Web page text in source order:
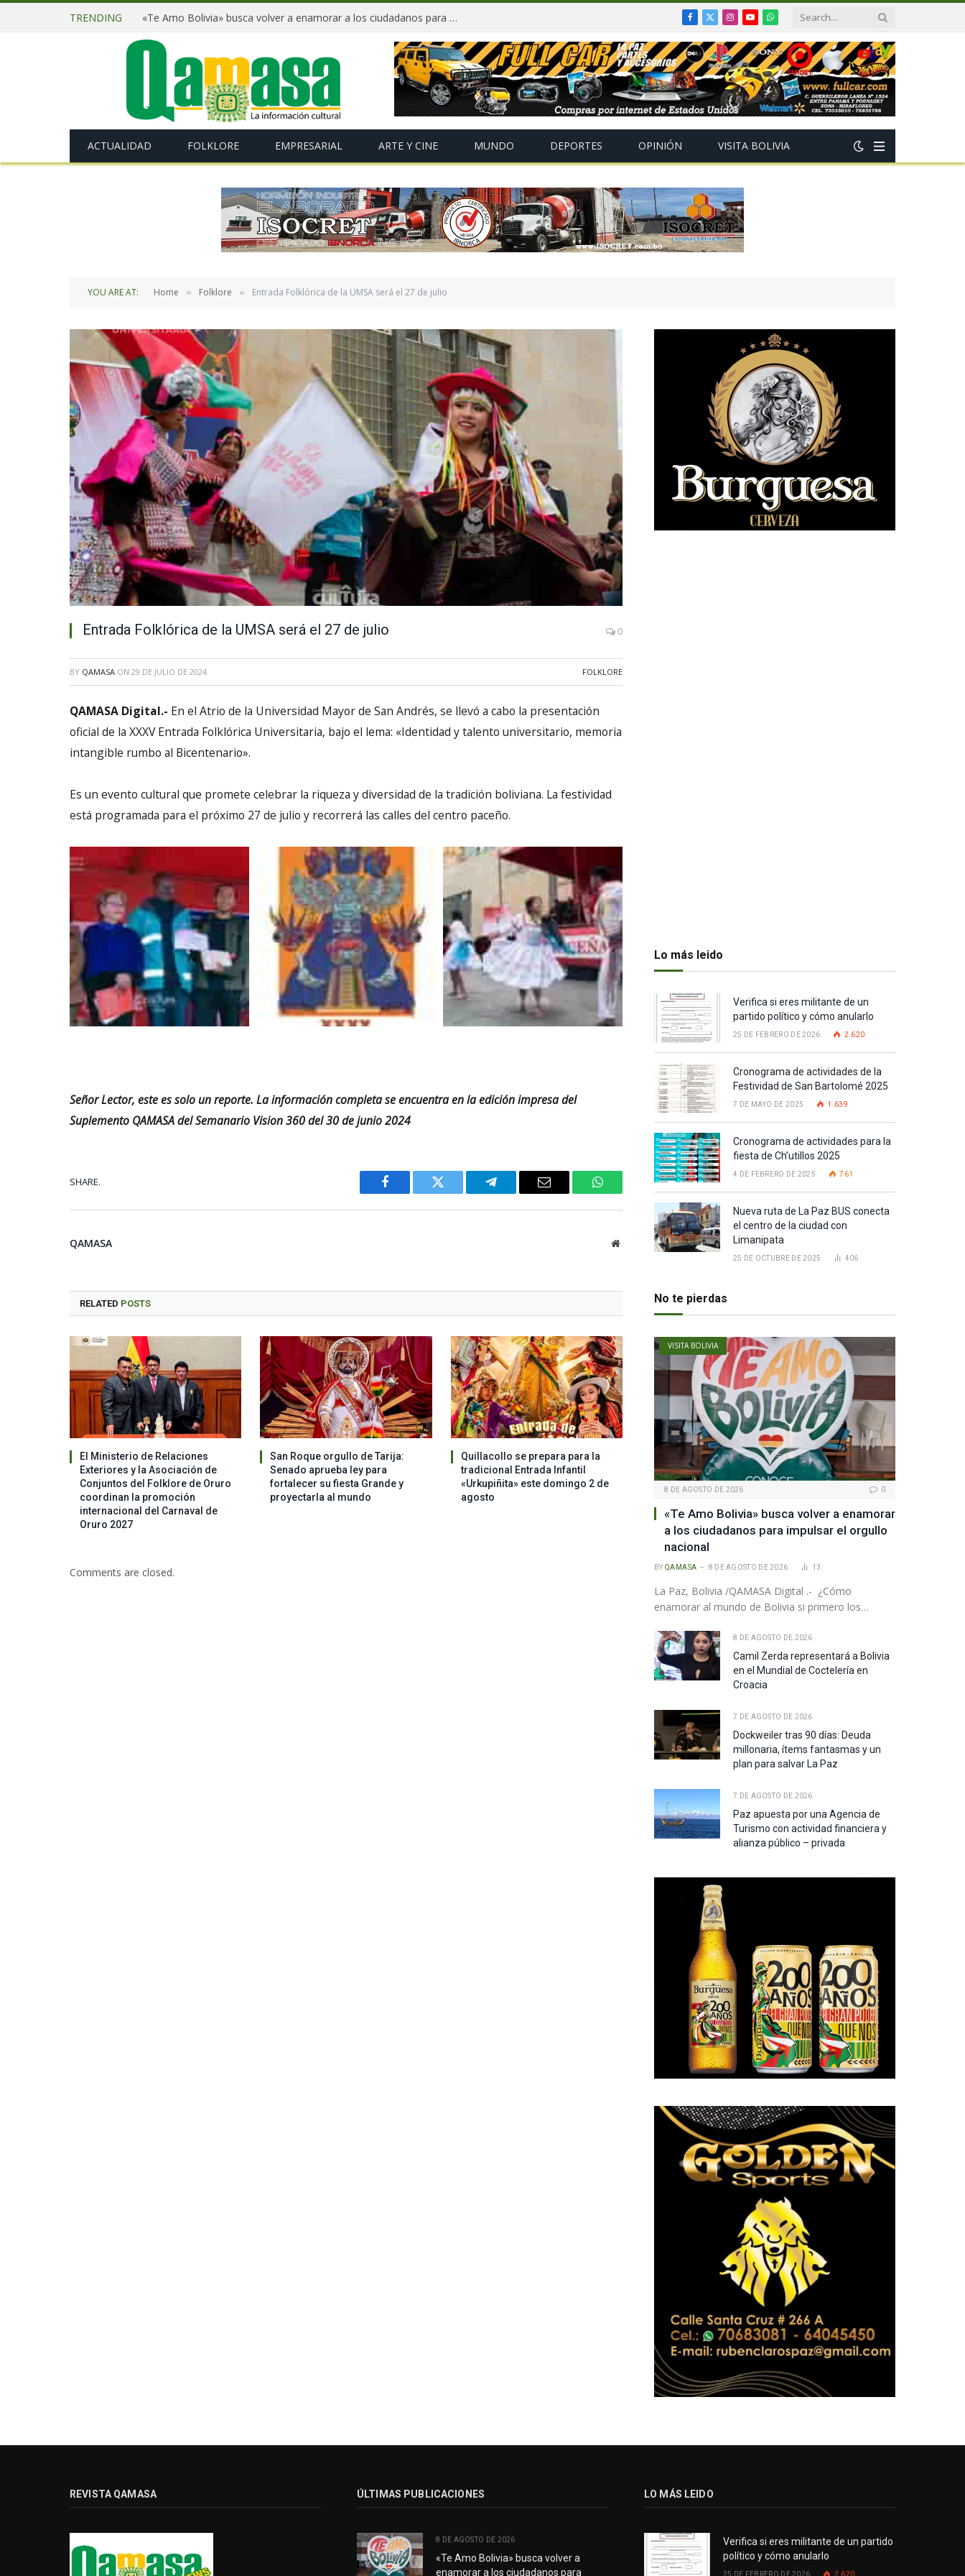
TRENDING «Te Amo Bolivia» busca volver a enamorar a los ciudadanos para impulsar el orgullo nacional Facebook
X
(Twitter)
Instagram
YouTubeWhatsApp
ACTUALIDAD FOLKLORE EMPRESARIAL ARTE Y CINE MUNDO DEPORTES OPINIÓN VISITA BOLIVIA
YOU ARE AT: Home » Folklore » Entrada Folklórica de la UMSA será el 27 de julio
Entrada Folklórica de la UMSA será el 27 de julio 0
BY QAMASA ON 29 DE JULIO DE 2024 FOLKLORE
QAMASA Digital.- En el Atrio de la Universidad Mayor de San Andrés, se llevó a cabo la presentación
oficial de la XXXV Entrada Folklórica Universitaria, bajo el lema: «Identidad y talento universitario, memoria
intangible rumbo al Bicentenario».
Es un evento cultural que promete celebrar la riqueza y diversidad de la tradición boliviana. La festividad
está programada para el próximo 27 de julio y recorrerá las calles del centro paceño.
Señor Lector, este es solo un reporte. La información completa se encuentra en la edición impresa del
Suplemento QAMASA del Semanario Vision 360 del 30 de junio 2024
SHARE.
Facebook Twitter Telegram Email WhatsApp
QAMASA Website
RELATED POSTS
El Ministerio de Relaciones
Exteriores y la Asociación de
Conjuntos del Folklore de Oruro
coordinan la promoción
internacional del Carnaval de
Oruro 2027
San Roque orgullo de Tarija:
Senado aprueba ley para
fortalecer su fiesta Grande y
proyectarla al mundo
Quillacollo se prepara para la
tradicional Entrada Infantil
«Urkupiñita» este domingo 2 de
agosto
Comments are closed.
Lo más leido
Verifica si eres militante de un
partido político y cómo anularlo
25 DE FEBRERO DE 2026 2.620
Cronograma de actividades de la
Festividad de San Bartolomé 2025
7 DE MAYO DE 2025 1.639
Cronograma de actividades para la
fiesta de Ch’utillos 2025
4 DE FEBRERO DE 2025 761
Nueva ruta de La Paz BUS conecta
el centro de la ciudad con
Limanipata
25 DE OCTUBRE DE 2025 406
No te pierdas
VISITA BOLIVIA
8 DE AGOSTO DE 2026 0
«Te Amo Bolivia» busca volver a enamorar
a los ciudadanos para impulsar el orgullo
nacional
BY QAMASA 8 DE AGOSTO DE 2026 13
La Paz, Bolivia /QAMASA Digital .- ¿Cómo
enamorar al mundo de Bolivia si primero los…
8 DE AGOSTO DE 2026
Camil Zerda representará a Bolivia
en el Mundial de Coctelería en
Croacia
7 DE AGOSTO DE 2026
Dockweiler tras 90 días: Deuda
millonaria, ítems fantasmas y un
plan para salvar La Paz
7 DE AGOSTO DE 2026
Paz apuesta por una Agencia de
Turismo con actividad financiera y
alianza público – privada
REVISTA QAMASA ÚLTIMAS PUBLICACIONES
8 DE AGOSTO DE 2026
«Te Amo Bolivia» busca volver a
enamorar a los ciudadanos para
LO MÁS LEIDO
Verifica si eres militante de un partido
político y cómo anularlo
25 DE FEBRERO DE 2026 2.620